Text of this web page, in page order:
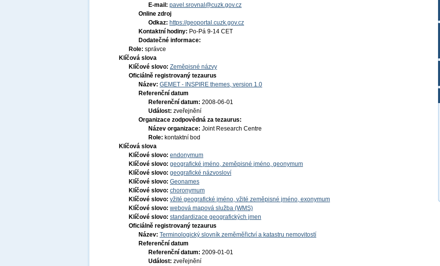
E-mail: pavel.srovnal@cuzk.gov.cz
Online zdroj
Odkaz: https://geoportal.cuzk.gov.cz
Kontaktní hodiny: Po-Pá 9-14 CET
Dodatečné informace:
Role: správce
Klíčová slova
Klíčové slovo: Zeměpisné názvy
Oficiálně registrovaný tezaurus
Název: GEMET - INSPIRE themes, version 1.0
Referenční datum
Referenční datum: 2008-06-01
Událost: zveřejnění
Organizace zodpovědná za tezaurus:
Název organizace: Joint Research Centre
Role: kontaktní bod
Klíčová slova
Klíčové slovo: endonymum
Klíčové slovo: geografické jméno, zeměpisné jméno, geonymum
Klíčové slovo: geografické názvosloví
Klíčové slovo: Geonames
Klíčové slovo: choronymum
Klíčové slovo: vžité geografické jméno, vžité zeměpisné jméno, exonymum
Klíčové slovo: webová mapová služba (WMS)
Klíčové slovo: standardizace geografických jmen
Oficiálně registrovaný tezaurus
Název: Terminologický slovník zeměměřictví a katastru nemovitostí
Referenční datum
Referenční datum: 2009-01-01
Událost: zveřejnění